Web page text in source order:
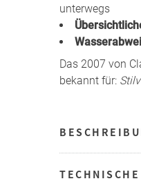
unterwegs
Das 2007 von
bekannt für: